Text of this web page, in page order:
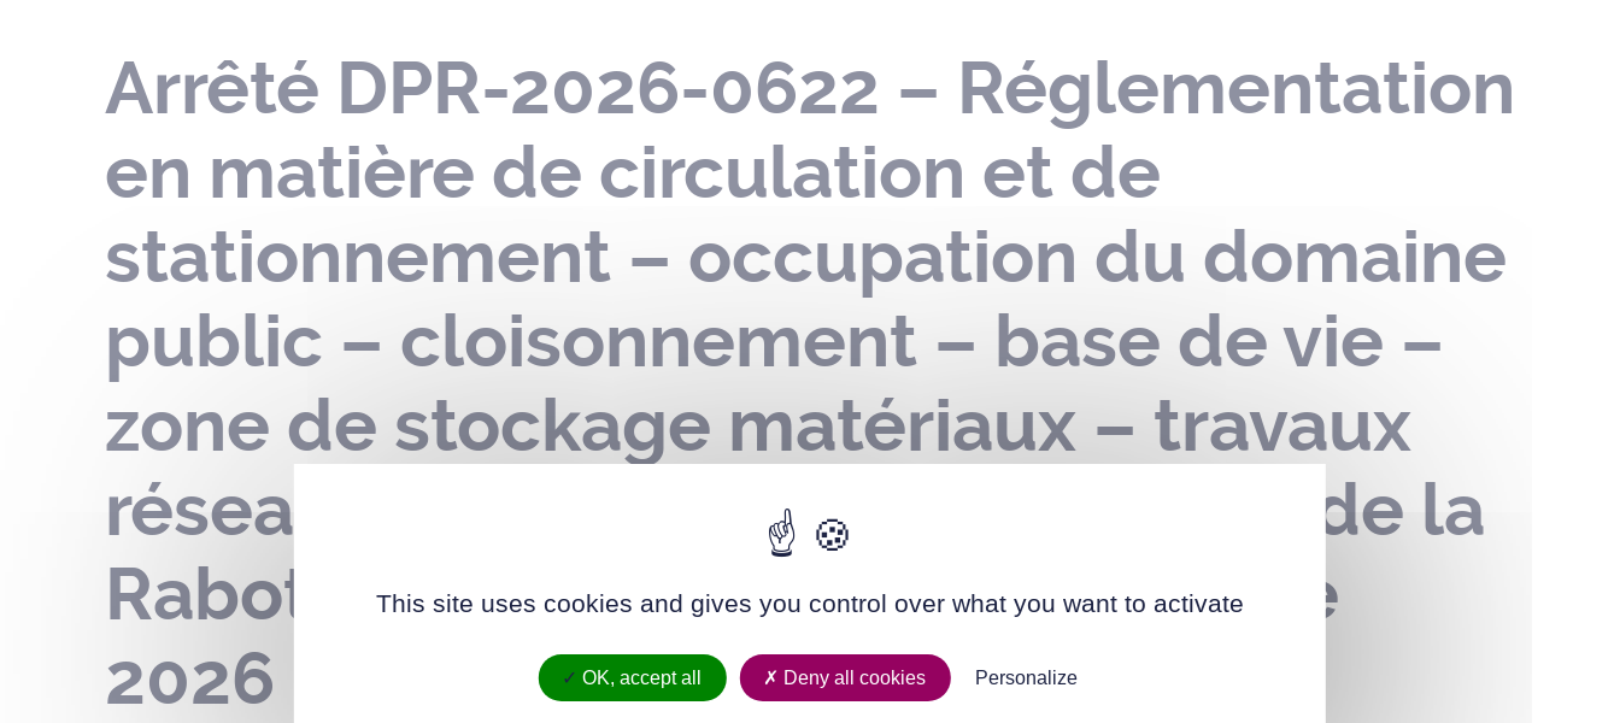
Arrêté DPR-2026-0622 – Réglementation
en matière de circulation et de
stationnement – occupation du domaine
public – cloisonnement – base de vie –
zone de stockage matériaux – travaux
réseau de chaleur urbain – chemin de la
Rabotière – du 18 mai au 30 octobre
2026
This site uses cookies and gives you control over what you want to activate
OK, accept all Deny all cookies Personalize